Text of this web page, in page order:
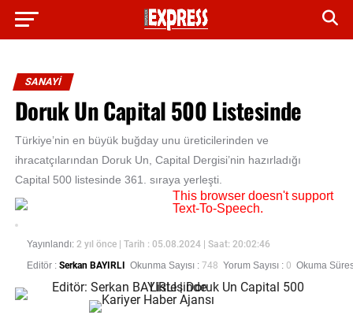
SANAYİ
Doruk Un Capital 500 Listesinde
Türkiye’nin en büyük buğday unu üreticilerinden ve
ihracatçılarından Doruk Un, Capital Dergisi’nin hazırladığı
Capital 500 listesinde 361. sıraya yerleşti.
This browser doesn't support
Text-To-Speech.
Yayınlandı: 2 yıl önce
| Tarih : 05.08.2024 | Saat: 20:02:46
Editör : Serkan BAYIRLI Okunma Sayısı : 748 Yorum Sayısı : 0 Okuma